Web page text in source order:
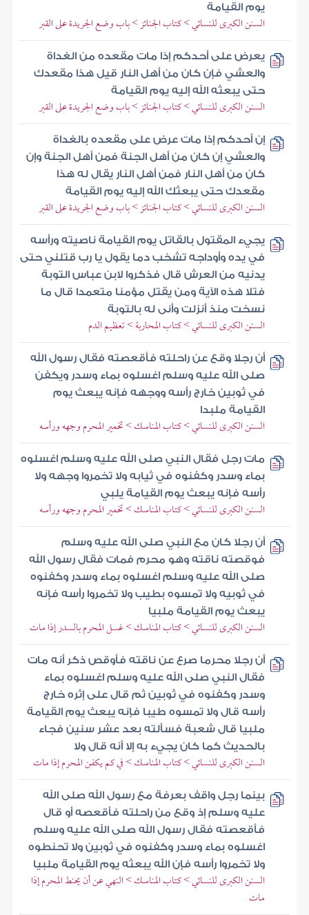
يوم القيامة
السنن الكبرى للنسائي > كتاب الجنائز > باب وضع الجريدة على القبر
يعرض على أحدكم إذا مات مقعده من الغداة
والعشي فإن كان من أهل النار قيل هذا مقعدك
حتى يبعثه الله إليه يوم القيامة
السنن الكبرى للنسائي > كتاب الجنائز > باب وضع الجريدة على القبر
إن أحدكم إذا مات عرض على مقعده بالغداة
والعشي إن كان من أهل الجنة فمن أهل الجنة وإن
كان من أهل النار فمن أهل النار يقال له هذا
مقعدك حتى يبعثك الله إليه يوم القيامة
السنن الكبرى للنسائي > كتاب الجنائز > باب وضع الجريدة على القبر
يجيء المقتول بالقاتل يوم القيامة ناصيته ورأسه
في يده وأوداجه تشخب دما يقول يا رب قتلني حتى
يدنيه من العرش قال فذكروا لابن عباس التوبة
فتلا هذه الآية ومن يقتل مؤمنا متعمدا قال ما
نسخت منذ أنزلت وأنى له بالتوبة
السنن الكبرى للنسائي > كتاب المحاربة > تعظيم الدم
أن رجلا وقع عن راحلته فأقعصته فقال رسول الله
صلى الله عليه وسلم اغسلوه بماء وسدر ويكفن
في ثوبين خارج رأسه ووجهه فإنه يبعث يوم
القيامة ملبدا
السنن الكبرى للنسائي > كتاب المناسك > تخمير المحرم وجهه ورأسه
مات رجل فقال النبي صلى الله عليه وسلم اغسلوه
بماء وسدر وكفنوه في ثيابه ولا تخمروا وجهه ولا
رأسه فإنه يبعث يوم القيامة يلبي
السنن الكبرى للنسائي > كتاب المناسك > تخمير المحرم وجهه ورأسه
أن رجلا كان مع النبي صلى الله عليه وسلم
فوقصته ناقته وهو محرم فمات فقال رسول الله
صلى الله عليه وسلم اغسلوه بماء وسدر وكفنوه
في ثوبيه ولا تمسوه بطيب ولا تخمروا رأسه فإنه
يبعث يوم القيامة ملبيا
السنن الكبرى للنسائي > كتاب المناسك > غسل المحرم بالسدر إذا مات
أن رجلا محرما صرع عن ناقته فأوقص ذكر أنه مات
فقال النبي صلى الله عليه وسلم اغسلوه بماء
وسدر وكفنوه في ثوبين ثم قال على إثره خارج
رأسه قال ولا تمسوه طيبا فإنه يبعث يوم القيامة
ملبيا قال شعبة فسألته بعد عشر سنين فجاء
بالحديث كما كان يجيء به إلا أنه قال ولا
السنن الكبرى للنسائي > كتاب المناسك > في كم يكفن المحرم إذا مات
بينما رجل واقف بعرفة مع رسول الله صلى الله
عليه وسلم إذ وقع من راحلته فأقعصه أو قال
فأقعصته فقال رسول الله صلى الله عليه وسلم
اغسلوه بماء وسدر وكفنوه في ثوبين ولا تحنطوه
ولا تخمروا رأسه فإن الله يبعثه يوم القيامة ملبيا
السنن الكبرى للنسائي > كتاب المناسك > النهي عن أن يحنط المحرم إذا
مات